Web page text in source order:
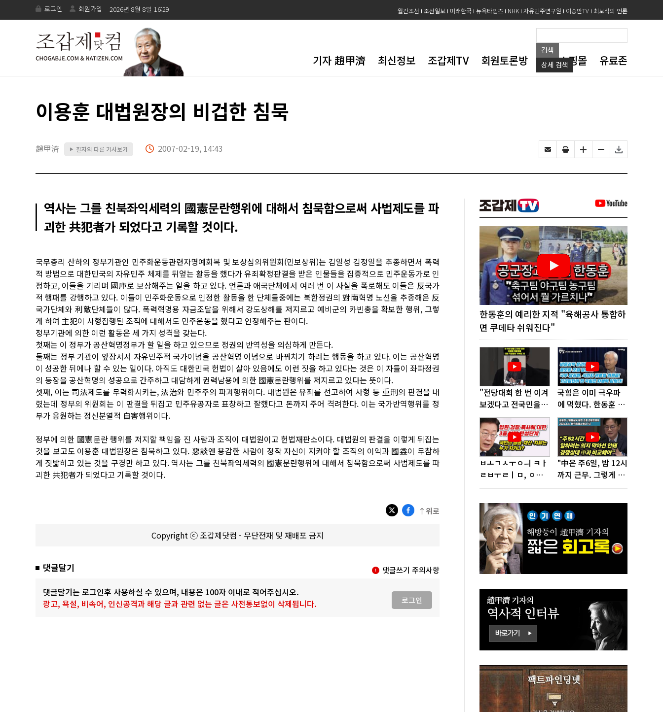
로그인 회원가입 2026년 8월 8일 16:29 월간조선 조선일보 미래한국 뉴욕타임즈 NHK 자유민주연구원 이승만TV 최보식의 언론
검색
상세 검색
기자 趙甲濟 최신정보 조갑제TV 회원토론방 도서쇼핑몰 유료존
이용훈 대법원장의 비겁한 침묵
趙甲濟 ▶ 필자의 다른 기사보기 2007-02-19, 14:43
역사는 그를 친북좌익세력의 國憲문란행위에 대해서 침묵함으로써 사법제도를 파
괴한 共犯者가 되었다고 기록할 것이다.
국무총리 산하의 정부기관인 민주화운동관련자명예회복 및 보상심의위원회(민보상위)는 김일성 김정일을 추종하면서 폭력
적 방법으로 대한민국의 자유민주 체제를 뒤엎는 활동을 했다가 유죄확정판결을 받은 인물들을 집중적으로 민주운동가로 인
정하고, 이들을 기리며 國庫로 보상해주는 일을 하고 있다. 언론과 애국단체에서 여러 번 이 사실을 폭로해도 이들은 反국가
적 행패를 강행하고 있다. 이들이 민주화운동으로 인정한 활동을 한 단체들중에는 북한정권의 對南혁명 노선을 추종해온 反
국가단체와 利敵단체들이 많다. 폭력혁명용 자금조달을 위해서 강도상해를 저지르고 예비군의 카빈총을 확보한 행위, 그렇
게 하여 主犯이 사형집행된 조직에 대해서도 민주운동을 했다고 인정해주는 판이다.
정부기관에 의한 이런 활동은 세 가지 성격을 갖는다.
첫째는 이 정부가 공산혁명정부가 할 일을 하고 있으므로 정권의 반역성을 의심하게 만든다.
둘째는 정부 기관이 앞장서서 자유민주적 국가이념을 공산혁명 이념으로 바꿔치기 하려는 행동을 하고 있다. 이는 공산혁명
이 성공한 뒤에나 할 수 있는 일이다. 아직도 대한민국 헌법이 살아 있음에도 이런 짓을 하고 있다는 것은 이 자들이 좌파정권
의 등장을 공산혁명의 성공으로 간주하고 대담하게 권력남용에 의한 國憲문란행위를 저지르고 있다는 뜻이다.
셋째, 이는 司法제도를 무력화시키는, 法治와 민주주의 파괴행위이다. 대법원은 유죄를 선고하여 사형 등 重刑의 판결을 내
렸는데 정부의 위원회는 이 판결을 뒤집고 민주유공자로 표창하고 잘했다고 돈까지 주어 격려한다. 이는 국가반역행위를 정
부가 응원하는 정신분열적 自害행위이다.
정부에 의한 國憲문란 행위를 저지할 책임을 진 사람과 조직이 대법원이고 헌법재판소이다. 대법원의 판결을 이렇게 뒤집는
것을 보고도 이용훈 대법원장은 침묵하고 있다. 惡談엔 용감한 사람이 정작 자신이 지켜야 할 조직의 이익과 國益이 무참하
게 짓밟히고 있는 것을 구경만 하고 있다. 역사는 그를 친북좌익세력의 國憲문란행위에 대해서 침묵함으로써 사법제도를 파
괴한 共犯者가 되었다고 기록할 것이다.
↑위로
Copyright ⓒ 조갑제닷컴 - 무단전재 및 재배포 금지
댓글달기 댓글쓰기 주의사항
댓글달기는 로그인후 사용하실 수 있으며, 내용은 100자 이내로 적어주십시오.
광고, 욕설, 비속어, 인신공격과 해당 글과 관련 없는 글은 사전통보없이 삭제됩니다.
로그인
한동훈의 예리한 지적 "육해공사 통합하
면 쿠데타 쉬워진다"
"전당대회 한 번 이겨
보겠다고 전국민을
'지옥문'으로 밀어!"
국힘은 이미 극우파
에 먹혔다. 한동훈 창
당이 답!
ㅂㅗㄱㅅㅜㅇㅢ ㅋㅏ
ㄹㅂㅜㄹㅣㅁ, ㅇㅙ
ㄱㅜㄱㅁㅣㄴㄷㅡㄹ
ㅎㅏㄴㅏ?
"中은 주6일, 밤 12시
까지 근무. 그렇게 일
해서 어떻게 경쟁하